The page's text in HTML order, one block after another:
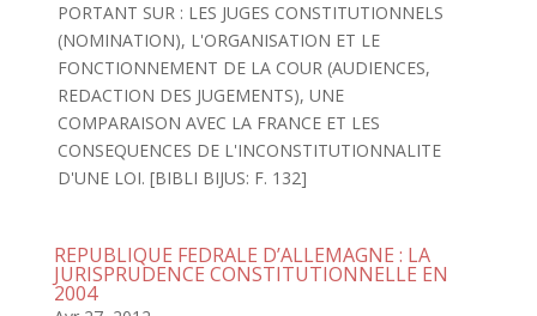
PORTANT SUR : LES JUGES CONSTITUTIONNELS
(NOMINATION), L'ORGANISATION ET LE
FONCTIONNEMENT DE LA COUR (AUDIENCES,
REDACTION DES JUGEMENTS), UNE
COMPARAISON AVEC LA FRANCE ET LES
CONSEQUENCES DE L'INCONSTITUTIONNALITE
D'UNE LOI. [BIBLI BIJUS: F. 132]
REPUBLIQUE FEDRALE D’ALLEMAGNE : LA
JURISPRUDENCE CONSTITUTIONNELLE EN
2004